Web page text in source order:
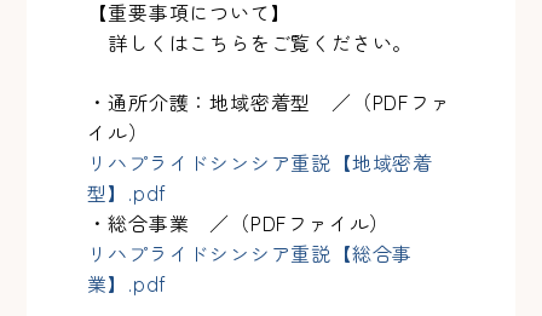
【重要事項について】
詳しくはこちらをご覧ください。
・通所介護：地域密着型 ／（PDFファ
イル）
リハプライドシンシア重説【地域密着
型】.pdf
・総合事業 ／（PDFファイル）
リハプライドシンシア重説【総合事
業】.pdf